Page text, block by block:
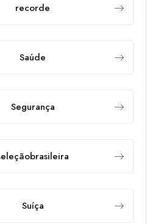
recorde
Saúde
Segurança
Suíça